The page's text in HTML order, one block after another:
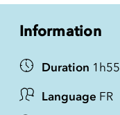
Information
Duration 1h55
Language FR